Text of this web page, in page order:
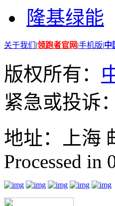
隆基绿能
关于我们 |领跑者官网|手机版|中
版权所有：
紧急或投诉
地址：上海
Processed in